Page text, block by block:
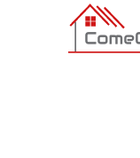
多伦多